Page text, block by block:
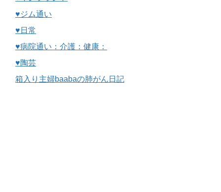
♥ジム通い
♥日常
♥病院通い：介護：健康：
♥陶芸
箱入り主婦baabaの肺がん日記